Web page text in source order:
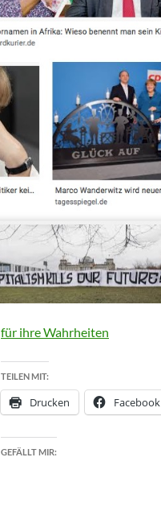
für ihre Wahrheiten
TEILEN MIT:
Drucken Facebook
GEFÄLLT MIR: